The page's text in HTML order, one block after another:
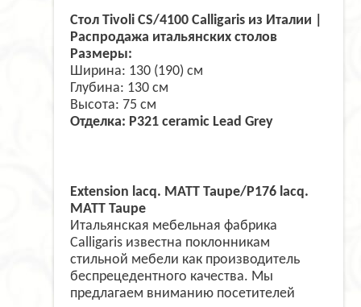
Стол Tivoli CS/4100 Calligaris из Италии |
Распродажа итальянских столов
Размеры:
Ширина: 130 (190) см
Глубина: 130 см
Высота: 75 см
Отделка: P321 ceramic Lead Grey
Extension lacq. MATT Taupe/P176 lacq.
MATT Taupe
Итальянская мебельная фабрика
Calligaris известна поклонникам
стильной мебели как производитель
беспрецедентного качества. Мы
предлагаем вниманию посетителей